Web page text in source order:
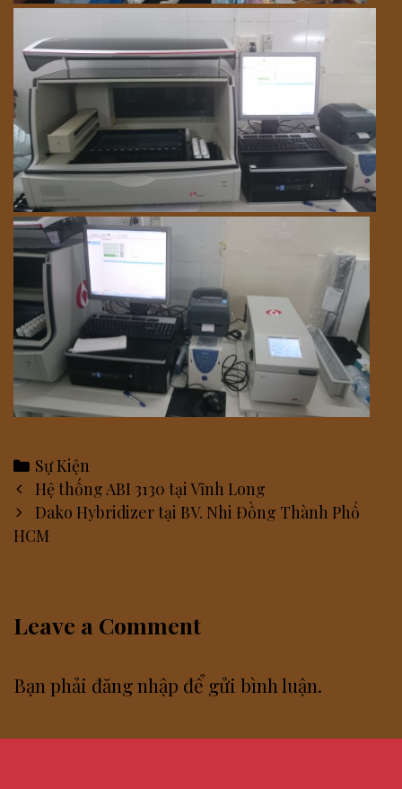
Categories
Sự Kiện
Post
navigation
Hệ thống ABI 3130 tại Vĩnh Long
Dako Hybridizer tại BV. Nhi Đồng Thành Phố
HCM
Leave a Comment
Bạn phải đăng nhập để gửi bình luận.